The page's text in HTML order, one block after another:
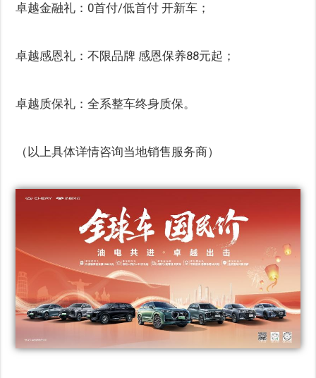
卓越金融礼：0首付/低首付 开新车；
卓越感恩礼：不限品牌 感恩保养88元起；
卓越质保礼：全系整车终身质保。
（以上具体详情咨询当地销售服务商）